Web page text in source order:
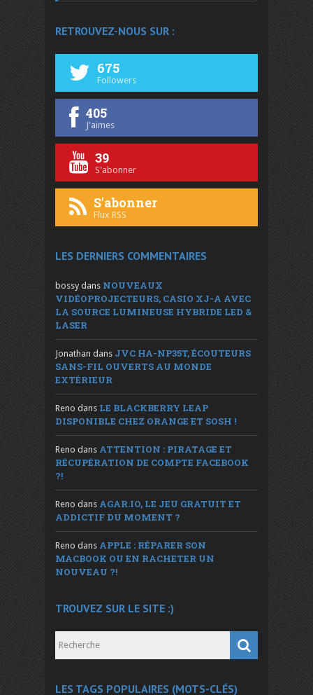
RETROUVEZ-NOUS SUR :
675
Followers
405
J'aimes
39
S'abonner
S'abonner
Flux RSS
LES DERNIERS COMMENTAIRES
bossy dans NOUVEAUX
VIDÉOPROJECTEURS, CASIO XJ-A AVEC
LA SOURCE LUMINEUSE HYBRIDE LED &
LASER
Jonathan dans JVC HA-NP35T, ÉCOUTEURS
SANS-FIL OUVERTS AU MONDE
EXTÉRIEUR
Reno dans LE BLACKBERRY LEAP
DISPONIBLE CHEZ ORANGE ET SOSH !
Reno dans ATTENTION : PIRATAGE ET
RÉCUPÉRATION DE COMPTE FACEBOOK
?!
Reno dans AGAR.IO, LE JEU GRATUIT ET
ADDICTIF DU MOMENT ?
Reno dans APPLE : RÉPARER SON
MACBOOK OU EN RACHETER UN
NOUVEAU ?!
TROUVEZ SUR LE SITE :)
LES TAGS POPULAIRES (MOTS-CLÉS)